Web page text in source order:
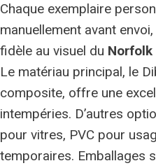
Chaque exemplaire
manuellement avant
fidèle au visuel du
Le matériau principal, le
composite, offre une
intempéries. D’autres
pour vitres, PVC pour
temporaires. Emballages